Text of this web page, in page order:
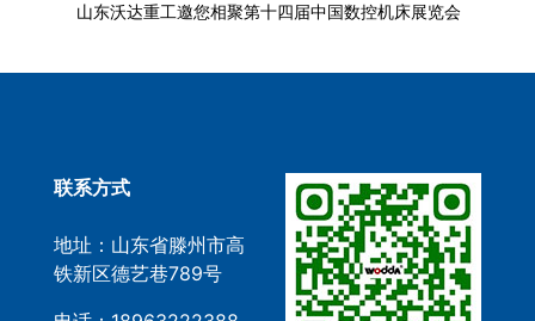
山东沃达重工邀您相聚第十四届中国数控机床展览会
联系方式
地址：山东省滕州市高
铁新区德艺巷789号